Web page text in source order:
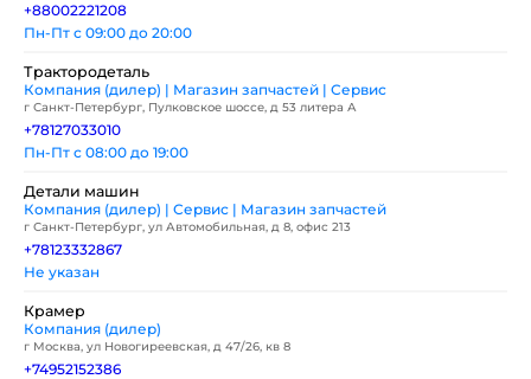
+88002221208
Пн-Пт с 09:00 до 20:00
Трактородеталь
Компания (дилер) | Магазин запчастей | Сервис
г Санкт-Петербург, Пулковское шоссе, д 53 литера А
+78127033010
Пн-Пт с 08:00 до 19:00
Детали машин
Компания (дилер) | Сервис | Магазин запчастей
г Санкт-Петербург, ул Автомобильная, д 8, офис 213
+78123332867
Не указан
Крамер
Компания (дилер)
г Москва, ул Новогиреевская, д 47/26, кв 8
+74952152386